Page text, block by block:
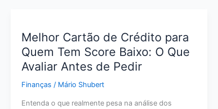
Melhor Cartão de Crédito para
Quem Tem Score Baixo: O Que
Avaliar Antes de Pedir
Finanças / Mário Shubert
Entenda o que realmente pesa na análise dos